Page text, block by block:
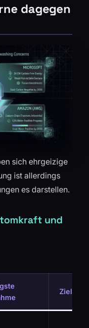
dagegen
sich ehrgeizige
ist allerdings
es darstellen.
und
Ziel